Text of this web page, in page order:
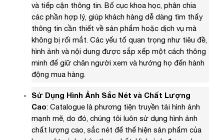
và tiếp cận thông tin. Bố cục khoa học, phân chia
các phần hợp lý, giúp khách hàng dễ dàng tìm thấy
thông tin cần thiết về sản phẩm hoặc dịch vụ mà
không bị rối mắt. Các yếu tố quan trọng như tiêu đề,
hình ảnh và nội dung được sắp xếp một cách thông
minh để giữ chân người xem và hướng họ đến hành
động mua hàng.
Sử Dụng Hình Ảnh Sắc Nét và Chất Lượng
Cao: Catalogue là phương tiện truyền tải hình ảnh
mạnh mẽ, do đó, chúng tôi luôn sử dụng hình ảnh
chất lượng cao, sắc nét để thể hiện sản phẩm của